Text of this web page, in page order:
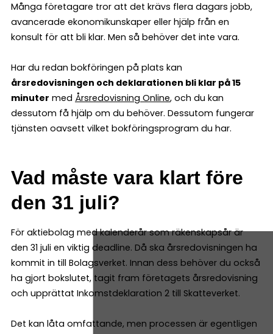
Många företagare tror att det krävs flera dagars jobb,
avancerade ekonomikunskaper eller hjälp från en
konsult för att bli klar. Men så behöver det inte vara.
Har du redan bokföringen på plats kan
årsredovisningen och deklarationen bli klar på 15
minuter med Årsredovisning Online, och du kan
dessutom få hjälp om du behöver. Dessutom fungerar
tjänsten oavsett vilket bokföringsprogram du har.
Vad måste vara klart före
den 31 juli?
För aktiebolag med kalenderår som räkenskapsår är
den 31 juli en viktig deadline. Då ska årsredovisningen ha
kommit in till Bolagsverket. Innan dess behöver du också
ha gjort bokslutet, tagit fram företagets årsredovisning
och upprättat Inkomstdeklaration 2 till Skatteverket.
Det kan låta omfattande, men processen är egentligen